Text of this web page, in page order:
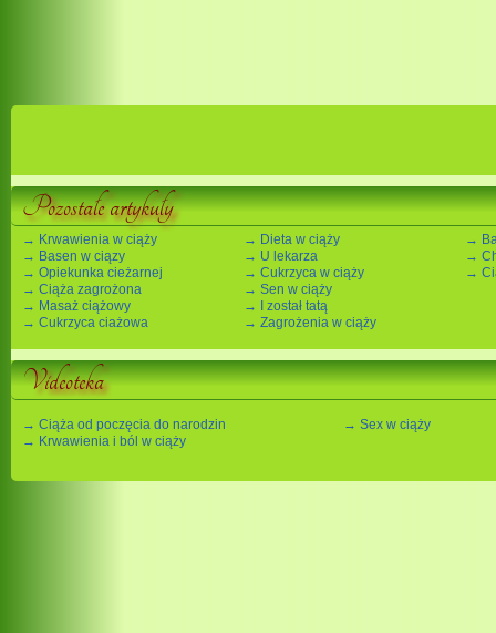
Pozostałe artykuły
→ Krwawienia w ciąży
→ Basen w ciązy
→ Opiekunka cieżarnej
→ Ciąża zagrożona
→ Masaż ciążowy
→ Cukrzyca ciażowa
→ Dieta w ciąży
→ U lekarza
→ Cukrzyca w ciąży
→ Sen w ciąży
→ I został tatą
→ Zagrożenia w ciąży
→
→
→
Videoteka
→ Ciąża od poczęcia do narodzin
→ Krwawienia i ból w ciąży
→ Sex w ciąży